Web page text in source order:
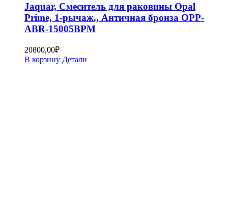
Jaquar, Смеситель для раковины Opal
Prime, 1-рычаж., Античная бронза OPP-
ABR-15005BPM
20800,00₽
В корзину Детали